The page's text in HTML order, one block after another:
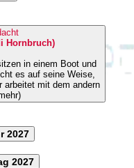
Hornbruch)
in einem Boot und
arbeitet mit dem andern
2027
2027